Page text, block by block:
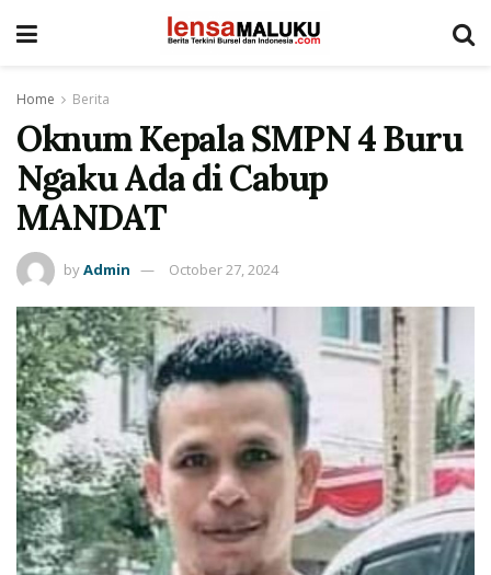
Home Berita
Oknum Kepala SMPN 4 Buru
Ngaku Ada di Cabup
MANDAT
byAdmin October 27, 2024